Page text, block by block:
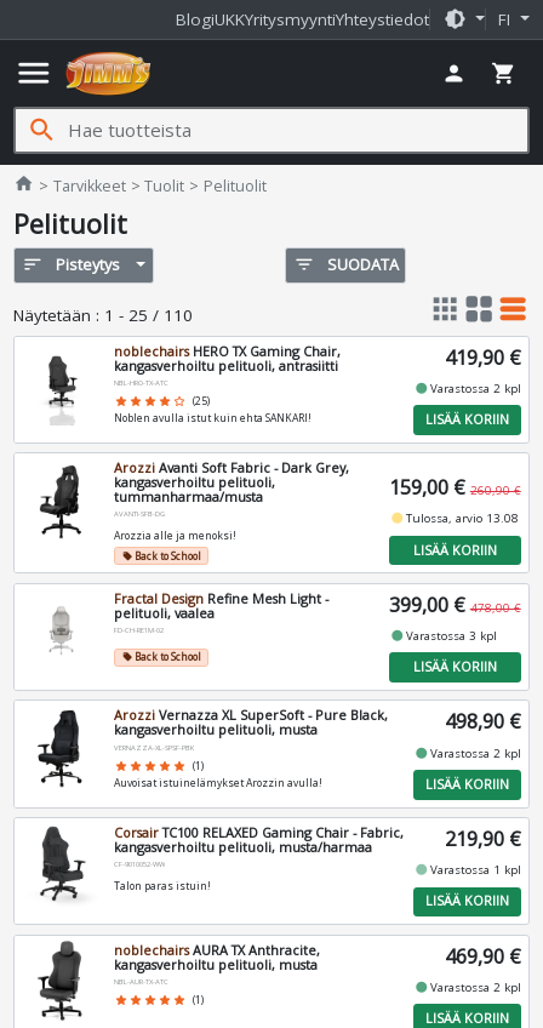
BlogiUKKYritysmyyntiYhteystiedot brightness_medium FI
menu person shopping_cart
search
home Jimms.fi
Tarvikkeet Tuolit Pelituolit
Pelituolit
sort Pisteytys filter_list SUODATA
Näytetään : 1 - 25 / 110 apps grid_view table_rows
noblechairsHERO TX Gaming Chair,
kangasverhoiltu pelituoli, antrasiitti
NBL-HRO-TX-ATC
star star star star star_border (25)
Noblen avulla istut kuin ehta SANKARI!
419,90 €
fiber_manual_recordVarastossa 2 kpl
LISÄÄ KORIIN
Arozzi Avanti Soft Fabric - Dark Grey,
kangasverhoiltu pelituoli,
tummanharmaa/musta
AVANTI-SFB-DG
Arozzia alle ja menoksi!
local_offerBack to School
159,00 € 260,90 €
fiber_manual_recordTulossa, arvio 13.08
LISÄÄ KORIIN
Fractal Design Refine Mesh Light -
pelituoli, vaalea
FD-CH-RE1M-02
local_offerBack to School
399,00 € 478,00 €
fiber_manual_recordVarastossa 3 kpl
LISÄÄ KORIIN
Arozzi Vernazza XL SuperSoft - Pure Black,
kangasverhoiltu pelituoli, musta
VERNAZZA-XL-SPSF-PBK
star star star star star (1)
Auvoisat istuinelämykset Arozzin avulla!
498,90 €
fiber_manual_recordVarastossa 2 kpl
LISÄÄ KORIIN
CorsairTC100 RELAXED Gaming Chair - Fabric,
kangasverhoiltu pelituoli, musta/harmaa
CF-9010052-WW
Talon paras istuin!
219,90 €
fiber_manual_recordVarastossa 1 kpl
LISÄÄ KORIIN
noblechairsAURA TX Anthracite,
kangasverhoiltu pelituoli, musta
NBL-AUR-TX-ATC
star star star star star (1)
469,90 €
fiber_manual_recordVarastossa 2 kpl
LISÄÄ KORIIN